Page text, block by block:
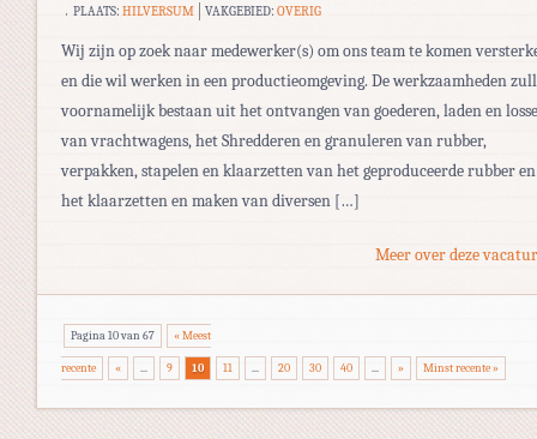
PLAATS: HILVERSUM VAKGEBIED:OVERIG
Wij zijn op zoek naar medewerker(s) om ons team te komen
en die wil werken in een productieomgeving. De werkzaamheden
voornamelijk bestaan uit het ontvangen van goederen, laden en
van vrachtwagens, het Shredderen en granuleren van rubber,
verpakken, stapelen en klaarzetten van het geproduceerde rubber en
het klaarzetten en maken van diversen […]
Meer over deze
Pagina 10 van 67 « Meest
recente « ... 9 10 11 ... 20 30 40 ... » Minst recente »